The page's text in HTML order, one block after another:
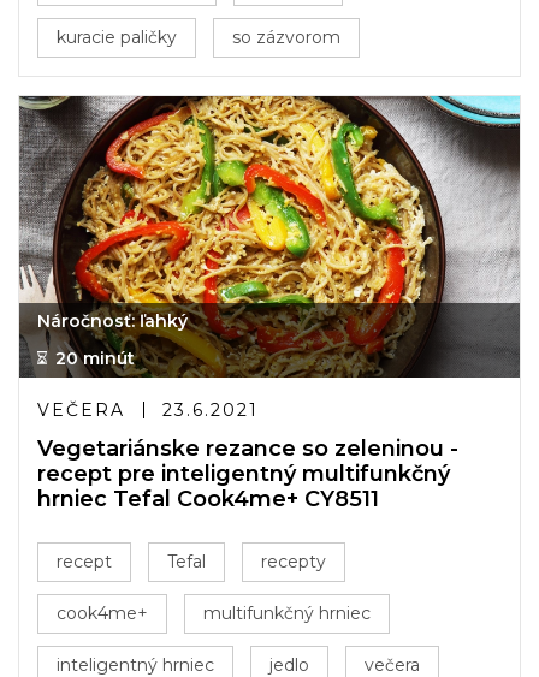
kuracie paličky so zázvorom
Náročnosť: ľahký
20 minút
VEČERA 23.6.2021
Vegetariánske rezance so zeleninou -
recept pre inteligentný multifunkčný
hrniec Tefal Cook4me+ CY8511
recept Tefal recepty
cook4me+ multifunkčný hrniec
inteligentný hrniec jedlo večera